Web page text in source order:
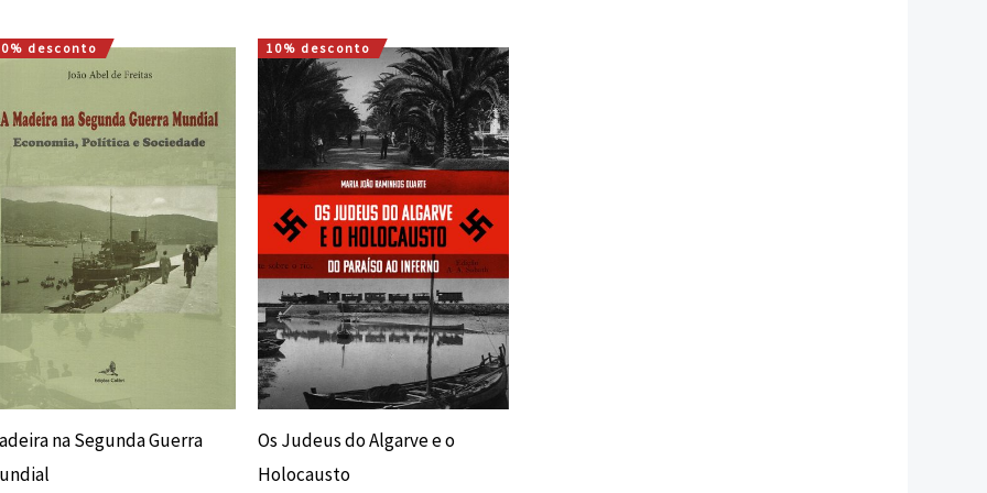
desconto
na Segunda Guerra
O
preço
era:
15,00 €.
O
preço
é:
13,50 €.
10% desconto
Os Judeus do Algarve e o
Holocausto
O
preço
original
era:
20,00 €.
O
preço
atual
é:
18,00 €.